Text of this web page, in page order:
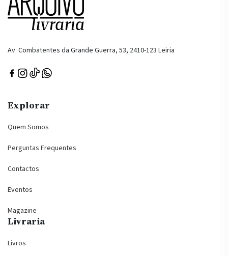
Av. Combatentes da Grande Guerra, 53, 2410-123 Leiria
Explorar
Quem Somos
Perguntas Frequentes
Contactos
Eventos
Magazine
Livraria
Livros